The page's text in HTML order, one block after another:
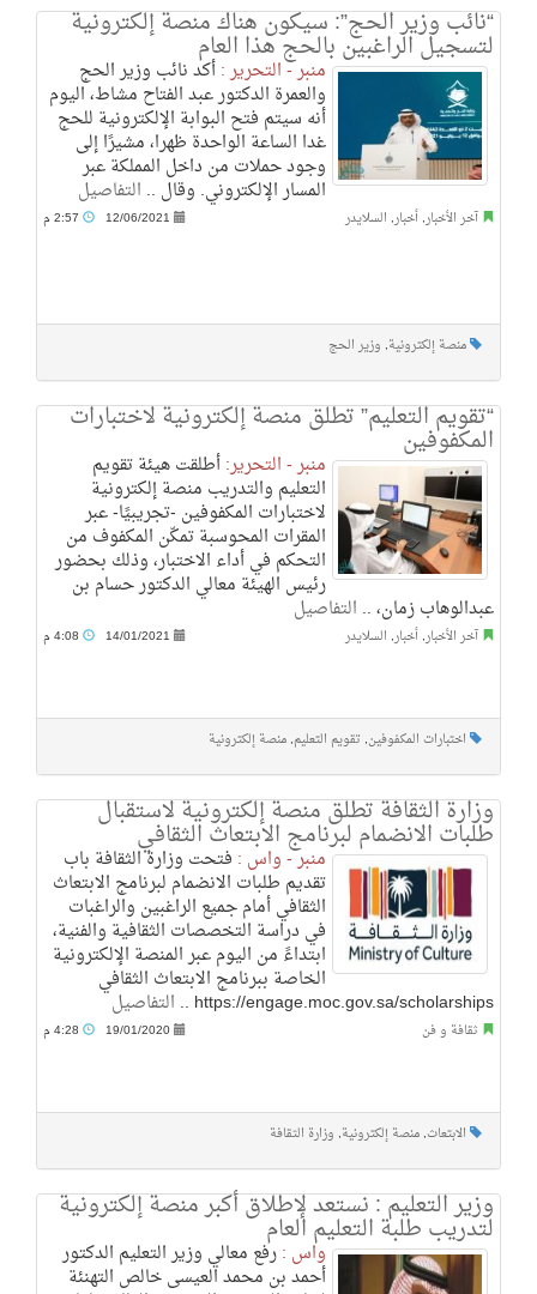
“نائب وزير الحج”: سيكون هناك منصة إلكترونية
لتسجيل الراغبين بالحج هذا العام
منبر - التحرير :أكد نائب وزير الحج
والعمرة الدكتور عبد الفتاح مشاط، اليوم
أنه سيتم فتح البوابة الإلكترونية للحج
غدا الساعة الواحدة ظهرا، مشيرًا إلى
وجود حملات من داخل المملكة عبر
المسار الإلكتروني. وقال .. التفاصيل
آخر الأخبار, أخبار, السلايدر 12/06/2021
منصة إلكترونية, وزير الحج
“تقويم التعليم” تطلق منصة إلكترونية لاختبارات
المكفوفين
منبر - التحرير:أطلقت هيئة تقويم
التعليم والتدريب منصة إلكترونية
لاختبارات المكفوفين -تجريبيًا- عبر
المقرات المحوسبة تمكّن المكفوف من
التحكم في أداء الاختبار، وذلك بحضور
رئيس الهيئة معالي الدكتور حسام بن
عبدالوهاب زمان، .. التفاصيل
آخر الأخبار, أخبار, السلايدر 14/01/2021
اختبارات المكفوفين, تقويم التعليم, منصة إلكترونية
وزارة الثقافة تطلق منصة إلكترونية لاستقبال
طلبات الانضمام لبرنامج الابتعاث الثقافي
منبر - واس : فتحت وزارة الثقافة باب
تقديم طلبات الانضمام لبرنامج الابتعاث
الثقافي أمام جميع الراغبين والراغبات
في دراسة التخصصات الثقافية والفنية،
ابتداءً من اليوم عبر المنصة الإلكترونية
الخاصة ببرنامج الابتعاث الثقافي
https://engage.moc.gov.sa/scholarships .. التفاصيل
ثقافة و فن 19/01/2020
الابتعاث, منصة إلكترونية, وزارة الثقافة
وزير التعليم : نستعد لإطلاق أكبر منصة إلكترونية
لتدريب طلبة التعليم العام
واس :رفع معالي وزير التعليم الدكتور
أحمد بن محمد العيسى خالص التهنئة